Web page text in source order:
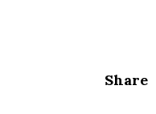
Share